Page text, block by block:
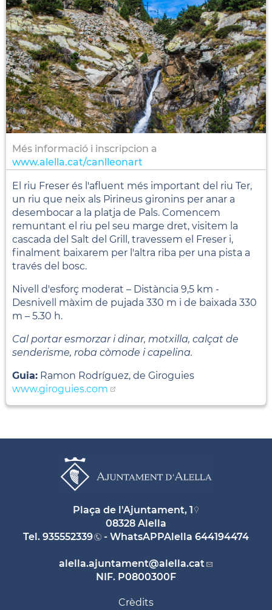
Més informació i inscripcion a
www.alella.cat/canlleonart
El riu Freser és l'afluent més important del riu Ter,
un riu que neix als Pirineus gironins per anar a
desembocar a la platja de Pals. Comencem
remuntant el riu pel seu marge dret, visitem la
cascada del Salt del Grill, travessem el Freser i,
finalment baixarem per l'altra riba per una pista a
través del bosc.
Nivell d'esforç moderat – Distància 9,5 km -
Desnivell màxim de pujada 330 m i de baixada 330
m – 5.30 h.
Cal portar esmorzar i dinar, motxilla, calçat de
senderisme, roba còmode i capelina.
Guia: Ramon Rodríguez, de Giroguies
www.giroguies.com
Plaça de l'Ajuntament, 1
08328 Alella
Tel. 935552339 - WhatsAPPAlella 644194474
alella.ajuntament@alella.cat
NIF. P0800300F
Crèdits